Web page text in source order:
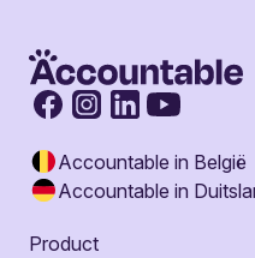
Accountable in België
Accountable in
Product